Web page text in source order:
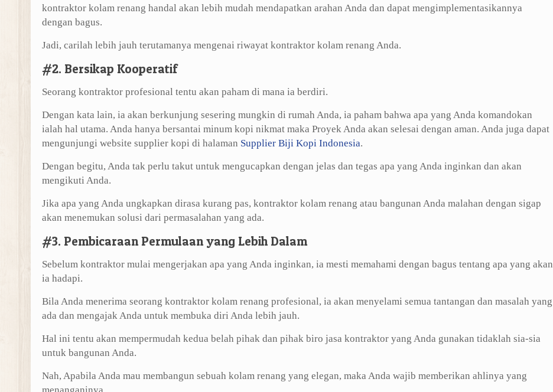
kontraktor kolam renang handal akan lebih mudah mendapatkan arahan Anda dan dapat mengimplementasikannya
dengan bagus.
Jadi, carilah lebih jauh terutamanya mengenai riwayat kontraktor kolam renang Anda.
#2. Bersikap Kooperatif
Seorang kontraktor profesional tentu akan paham di mana ia berdiri.
Dengan kata lain, ia akan berkunjung sesering mungkin di rumah Anda, ia paham bahwa apa yang Anda komandokan
ialah hal utama. Anda hanya bersantai minum kopi nikmat maka Proyek Anda akan selesai dengan aman. Anda juga dapat
mengunjungi website supplier kopi di halaman Supplier Biji Kopi Indonesia.
Dengan begitu, Anda tak perlu takut untuk mengucapkan dengan jelas dan tegas apa yang Anda inginkan dan akan
mengikuti Anda.
Jika apa yang Anda ungkapkan dirasa kurang pas, kontraktor kolam renang atau bangunan Anda malahan dengan sigap
akan menemukan solusi dari permasalahan yang ada.
#3. Pembicaraan Permulaan yang Lebih Dalam
Sebelum kontraktor mulai mengerjakan apa yang Anda inginkan, ia mesti memahami dengan bagus tentang apa yang akan
ia hadapi.
Bila Anda menerima seorang kontraktor kolam renang profesional, ia akan menyelami semua tantangan dan masalah yang
ada dan mengajak Anda untuk membuka diri Anda lebih jauh.
Hal ini tentu akan mempermudah kedua belah pihak dan pihak biro jasa kontraktor yang Anda gunakan tidaklah sia-sia
untuk bangunan Anda.
Nah, Apabila Anda mau membangun sebuah kolam renang yang elegan, maka Anda wajib memberikan ahlinya yang